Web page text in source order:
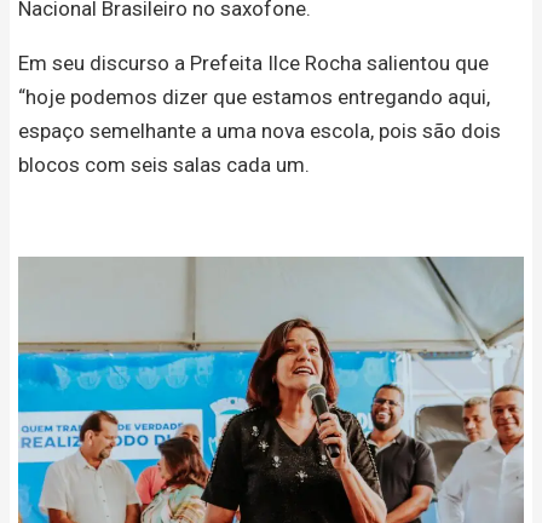
Nacional Brasileiro no saxofone.
Em seu discurso a Prefeita Ilce Rocha salientou que
“hoje podemos dizer que estamos entregando aqui,
espaço semelhante a uma nova escola, pois são dois
blocos com seis salas cada um.